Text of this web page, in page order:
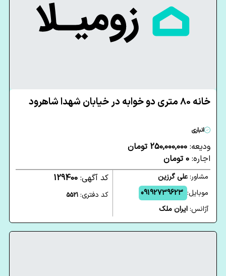
خانه 80 متری دو خوابه در خیابان شهدا شاهرود
انباری
ودیعه: 250,000,000 تومان
اجاره: 0 تومان
مشاور:علی گرزین
موبایل: 09192739623
آژانس:ایران ملک
کد آگهی: 129400
کد دفتری: 5521